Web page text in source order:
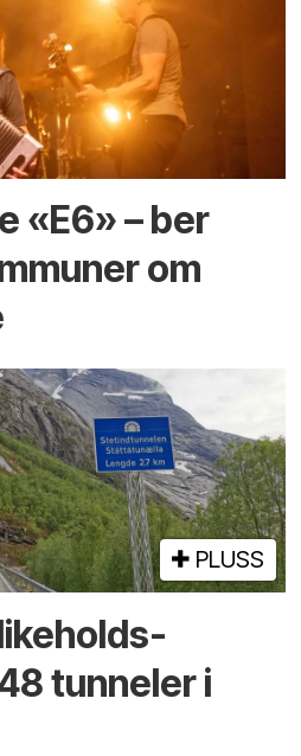
«E6» – ber
om
PLUSS
tunneler i